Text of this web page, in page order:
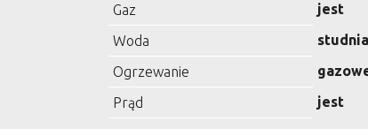
Gaz
jest
Woda
studnia
Ogrzewanie
Prąd
jest